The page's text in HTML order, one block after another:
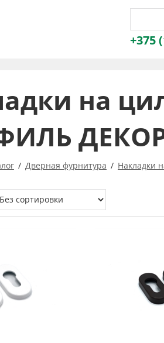
+375
на
Дверная фурнитура Накладки